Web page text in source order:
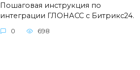
Пошаговая инструкция по
интеграции ГЛОНАСС с Битрикс24.
0 698